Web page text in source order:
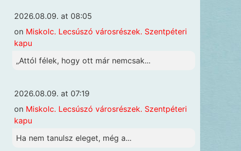
2026.08.09. at 08:05
on Miskolc. Lecsúszó városrészek. Szentpéteri
kapu
„Attól félek, hogy ott már nemcsak...
2026.08.09. at 07:19
on Miskolc. Lecsúszó városrészek. Szentpéteri
kapu
Ha nem tanulsz eleget, még a...